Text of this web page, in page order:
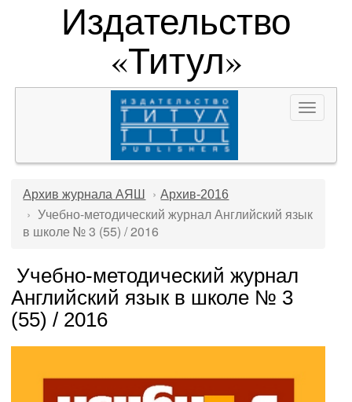
Издательство
«Титул»
Toggle
Архив журнала АЯШ Архив-2016
Учебно-методический журнал Английский язык
в школе № 3 (55) / 2016
Учебно-методический журнал
Английский язык в школе № 3
(55) / 2016